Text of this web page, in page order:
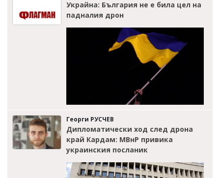
Украйна: България не е била цел на
падналия дрон
Георги РУСЧЕВ
Дипломатически ход след дрона
край Кардам: МВнР привика
украинския посланик